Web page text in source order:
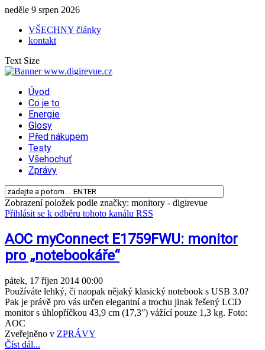
neděle 9 srpen 2026
VŠECHNY články
kontakt
Text Size
Úvod
Co je to
Energie
Glosy
Před nákupem
Testy
Všehochuť
Zprávy
Zobrazení položek podle značky: monitory - digirevue
Přihlásit se k odběru tohoto kanálu RSS
AOC myConnect E1759FWU: monitor
pro „notebookáře“
pátek, 17 říjen 2014 00:00
Používáte lehký, či naopak nějaký klasický notebook s USB 3.0?
Pak je právě pro vás určen elegantní a trochu jinak řešený LCD
monitor s úhlopříčkou 43,9 cm (17,3ʺ) vážící pouze 1,3 kg. Foto:
AOC
Zveřejněno v ZPRÁVY
Číst dál...